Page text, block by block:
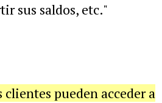
sus saldos, etc."
clientes pueden acceder a